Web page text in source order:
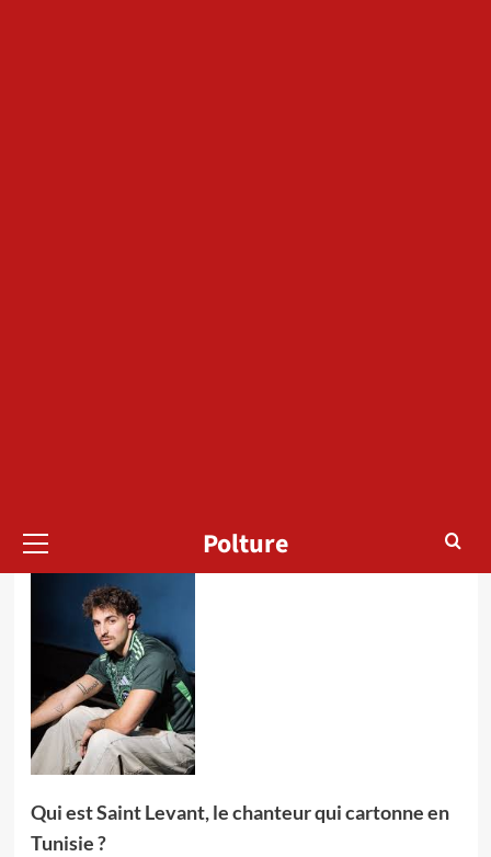
principal
Polture
Qui est Saint Levant, le chanteur qui cartonne en
Tunisie ?